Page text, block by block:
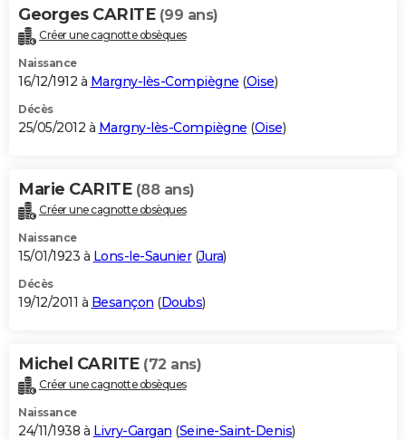
Georges CARITE (99 ans)
Créer une cagnotte obsèques
Naissance
16/12/1912 à Margny-lès-Compiègne (Oise)
Décès
25/05/2012 à Margny-lès-Compiègne (Oise)
Marie CARITE (88 ans)
Créer une cagnotte obsèques
Naissance
15/01/1923 à Lons-le-Saunier(Jura)
Décès
19/12/2011 à Besançon (Doubs)
Michel CARITE (72 ans)
Créer une cagnotte obsèques
Naissance
24/11/1938 à Livry-Gargan (Seine-Saint-Denis)